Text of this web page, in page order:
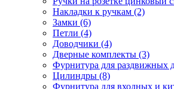
Накладки к ручкам (2)
Замки (6)
Петли (4)
Доводчики (4)
Дверные комплекты (3)
Фурнитура для раздвижных
Цилиндры (8)
Фурнитура для входных и